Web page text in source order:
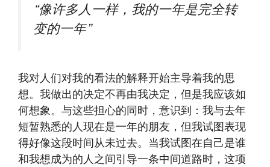
“像许多人一样，我的一年是完全转
变的一年”
我对人们对我的看法的解释开始主导着我的思
想。我做出的决定不再由我决定，但是我应该如
何想象。与这些担心的同时，意识到：我与去年
短暂熟悉的人现在是一年的朋友，但我试图表现
得好像这段时间从未过去。当我试图在自己是谁
和我想成为的人之间引导一条中间道路时，这项